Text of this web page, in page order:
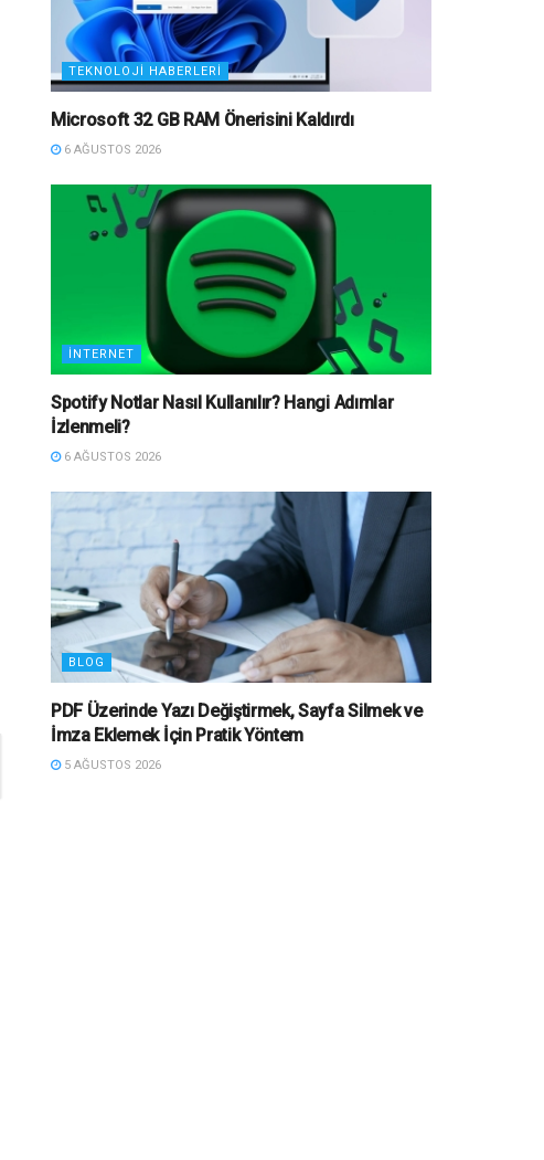
TEKNOLOJI HABERLERI
Microsoft 32 GB RAM Önerisini Kaldırdı
6 AĞUSTOS 2026
İNTERNET
Spotify Notlar Nasıl Kullanılır? Hangi Adımlar
İzlenmeli?
6 AĞUSTOS 2026
BLOG
PDF Üzerinde Yazı Değiştirmek, Sayfa Silmek ve
İmza Eklemek İçin Pratik Yöntem
5 AĞUSTOS 2026